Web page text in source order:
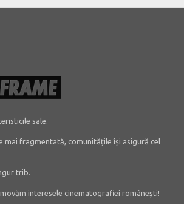
sale.
mai fragmentată, comunitățile își asigură cel
trib.
interesele cinematografiei românești!